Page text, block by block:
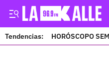
Tendencias: HORÓSCOPO